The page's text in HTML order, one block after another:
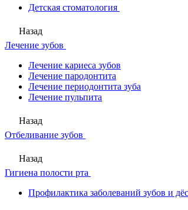
Детская стоматология
Назад
Лечение зубов
Лечение кариеса зубов
Лечение пародонтита
Лечение периодонтита зуба
Лечение пульпита
Назад
Отбеливание зубов
Назад
Гигиена полости рта
Профилактика заболеваний зубов и